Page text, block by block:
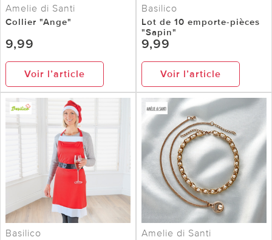
Amelie di Santi
Collier "Ange"
9,99
Voir l’article
Basilico
Lot de 10 emporte-pièces
"Sapin"
9,99
Voir l’article
Basilico Amelie di Santi